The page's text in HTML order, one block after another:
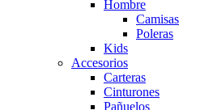
Hombre
Camisas
Poleras
Kids
Accesorios
Carteras
Cinturones
Pañuelos